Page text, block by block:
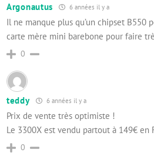
Argonautus 6 années il y a
Il ne manque plus qu’un chipset B550
carte mère mini barebone pour faire
0
teddy 6 années il y a
Prix de vente très optimiste !
Le 3300X est vendu partout à 149€ en
0